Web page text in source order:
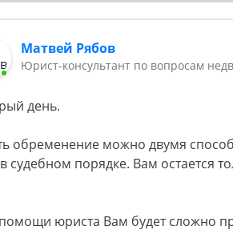
Матвей Рябов
Юрист-консультант по вопросам
день.
обременение можно двумя
судебном порядке. Вам остается
юриста Вам будет сложно